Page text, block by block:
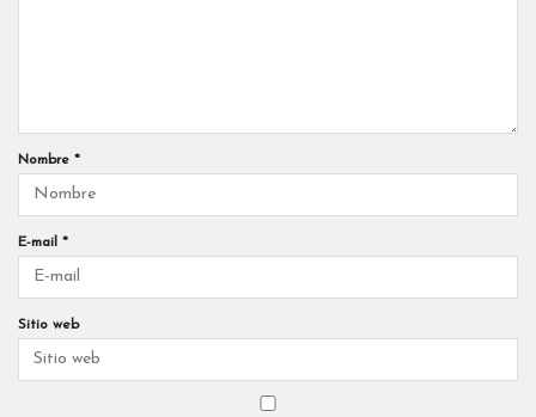
Nombre *
E-mail *
Sitio web